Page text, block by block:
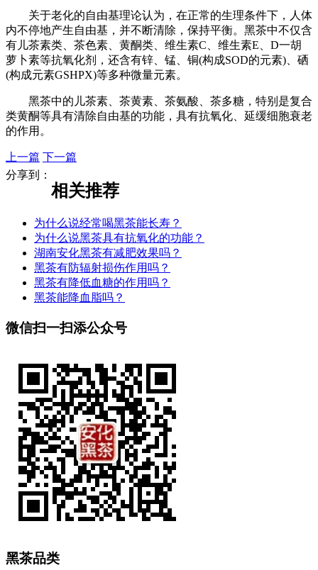
关于老化的自由基理论认为，在正常的生理条件下，人体
内不停地产生自由基，并不断清除，保持平衡。黑茶中不仅含
有儿茶素类、茶色素、黄酮类、维生素C、维生素E、D一胡
萝卜素等抗氧化剂，还含有锌、锰、铜(构成SOD的元素)、硒
(构成元素GSHPX)等多种微量元素。
黑茶中的儿茶素、茶黄素、茶氨酸、茶多糖，特别是复合
类黄酮等具有清除自由基的功能，具有抗氧化、延缓细胞衰老
的作用。
上一篇 下一篇
分享到：
相关推荐
为什么说经常喝黑茶能长寿？
为什么说黑茶具有抗氧化的功能？
湖南安化黑茶有减肥效果吗？
黑茶有防辐射损伤作用吗？
黑茶有降低血糖的作用吗？
黑茶能降血脂吗？
微信扫一扫添公众号
黑茶品类